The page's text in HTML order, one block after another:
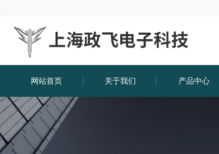
网站首页 关于我们 产品中心